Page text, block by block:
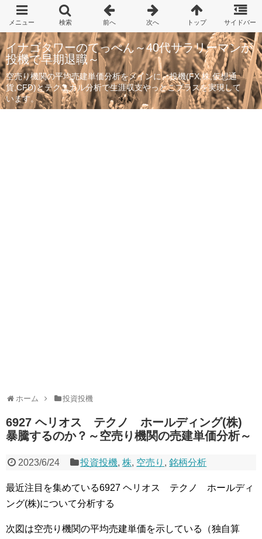
イナゴタワーのてっぺん～40代サラリーマンが
投機で早期退職～
空売り機関の平均売建単価分析をメインに、投機(FX,株,仮想通
貨,CFD)とテクニカル分析で生涯収支やっとこプラスを実現して
います。
ホーム 投資投機
6927 ヘリオス テクノ ホールディング(株)
暴騰するのか？～空売り機関の売建単価分析～
2023/6/24 投資投機,株, 空売り ,銘柄分析
最近注目を集めている6927 ヘリオス テクノ ホールディ
ング(株)について分析する
次図は空売り機関の平均売建単価を示している（独自算